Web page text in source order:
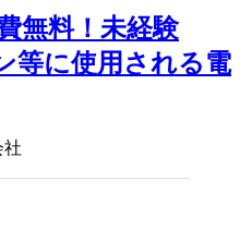
無料！未経験
等に使用される電
社